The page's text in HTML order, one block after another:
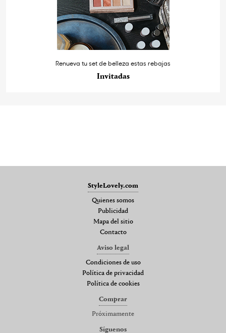
Renueva tu set de belleza estas rebajas
Invitadas
StyleLovely.com
Quienes somos
Publicidad
Mapa del sitio
Contacto
Aviso legal
Condiciones de uso
Política de privacidad
Política de cookies
Comprar
Próximamente
Síguenos